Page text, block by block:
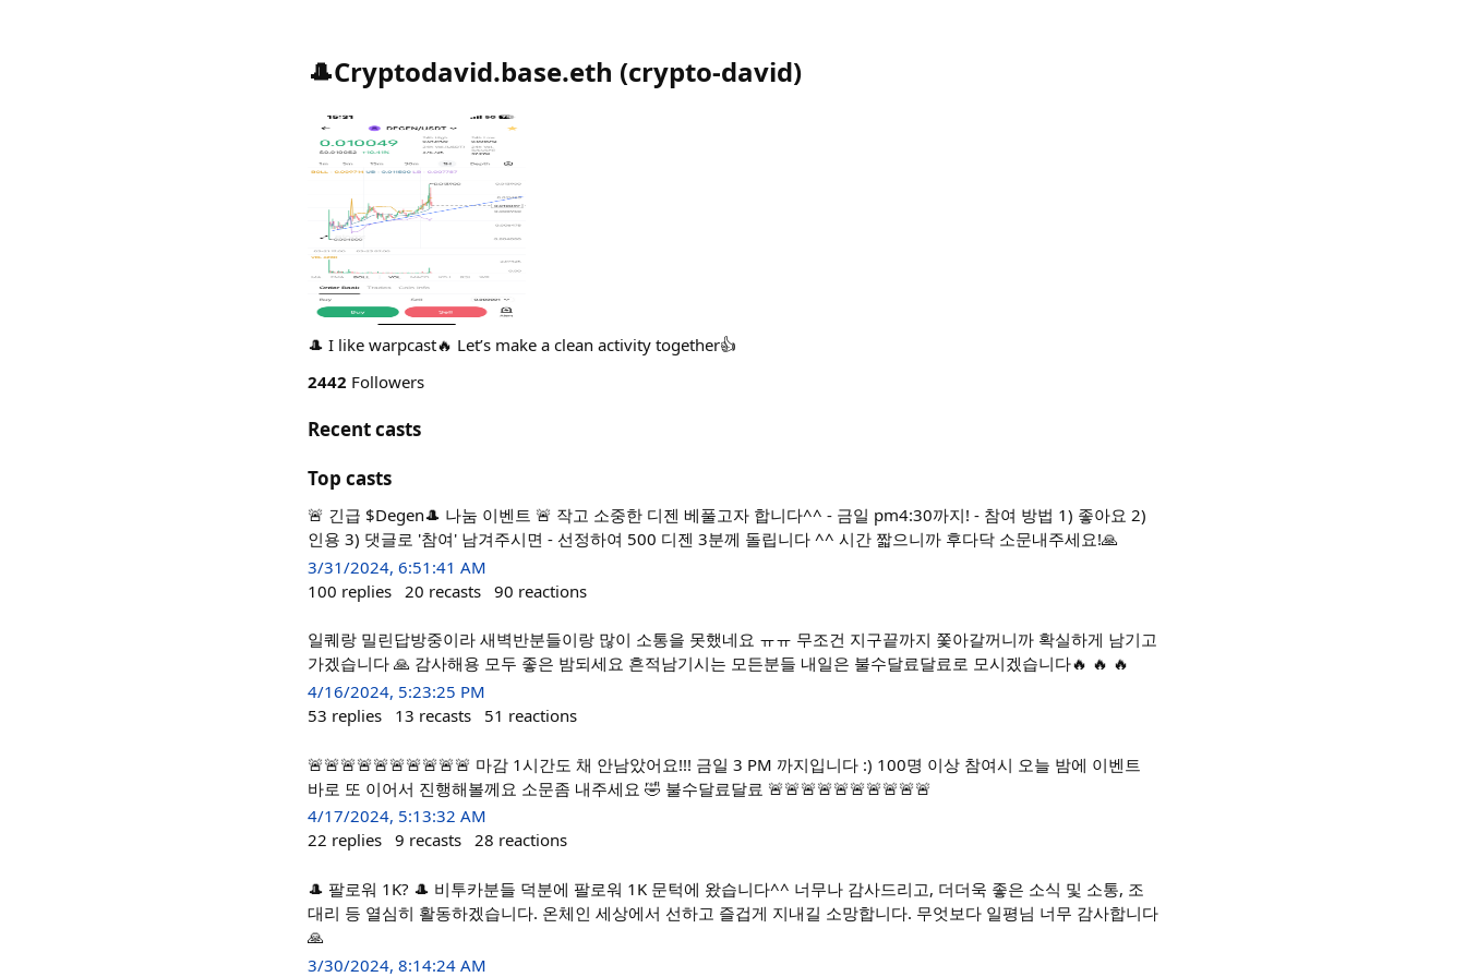
🎩Cryptodavid.base.eth (crypto-david)
🎩 I like warpcast🔥 Let’s make a clean activity together👍
2442 Followers
Recent casts
Top casts
🚨 긴급 $Degen🎩 나눔 이벤트 🚨 작고 소중한 디젠 베풀고자 합니다^^ - 금일 pm4:30까지! - 참여 방법 1) 좋아요 2)
인용 3) 댓글로 '참여' 남겨주시면 - 선정하여 500 디젠 3분께 돌립니다 ^^ 시간 짧으니까 후다닥 소문내주세요!🙏
3/31/2024, 6:51:41 AM
100 replies 20 recasts 90 reactions
일퀘랑 밀린답방중이라 새벽반분들이랑 많이 소통을 못했네요 ㅠㅠ 무조건 지구끝까지 쫓아갈꺼니까 확실하게 남기고
가겠습니다 🙏 감사해용 모두 좋은 밤되세요 흔적남기시는 모든분들 내일은 불수달료달료로 모시겠습니다🔥 🔥 🔥
4/16/2024, 5:23:25 PM
53 replies 13 recasts 51 reactions
🚨🚨🚨🚨🚨🚨🚨🚨🚨🚨 마감 1시간도 채 안남았어요!!! 금일 3 PM 까지입니다 :) 100명 이상 참여시 오늘 밤에 이벤트
바로 또 이어서 진행해볼께요 소문좀 내주세요 🤣 불수달료달료 🚨🚨🚨🚨🚨🚨🚨🚨🚨🚨
4/17/2024, 5:13:32 AM
22 replies 9 recasts 28 reactions
🎩 팔로워 1K? 🎩 비투카분들 덕분에 팔로워 1K 문턱에 왔습니다^^ 너무나 감사드리고, 더더욱 좋은 소식 및 소통, 조
대리 등 열심히 활동하겠습니다. 온체인 세상에서 선하고 즐겁게 지내길 소망합니다. 무엇보다 일평님 너무 감사합니다
🙏
3/30/2024, 8:14:24 AM